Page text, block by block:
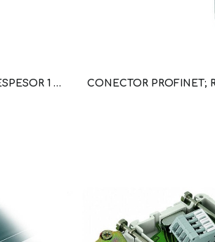
RIEL DIN; 35 X 7,5 MM; ESPESOR 1 MM; LONGITUD 2 M; PERFORADO; ORIFICIOS ANCHO 25 MM DISTANCIA 36 MM (WAG100140 / 210-112)